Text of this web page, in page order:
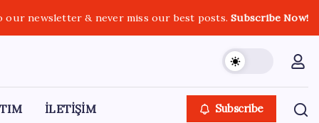
our newsletter & never miss our best posts.Subscribe Now!
İLETİŞİM Subscribe